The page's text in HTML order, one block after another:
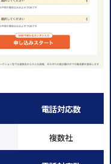
電話対応数
複数社